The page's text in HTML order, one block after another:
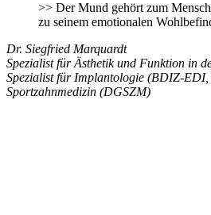
>> Der Mund gehört zum
zu seinem emotionalen
Dr. Siegfried Marquardt
Spezialist für Ästhetik und Funktion in
Spezialist für Implantologie (BDIZ-
Sportzahnmedizin (DGSZM)